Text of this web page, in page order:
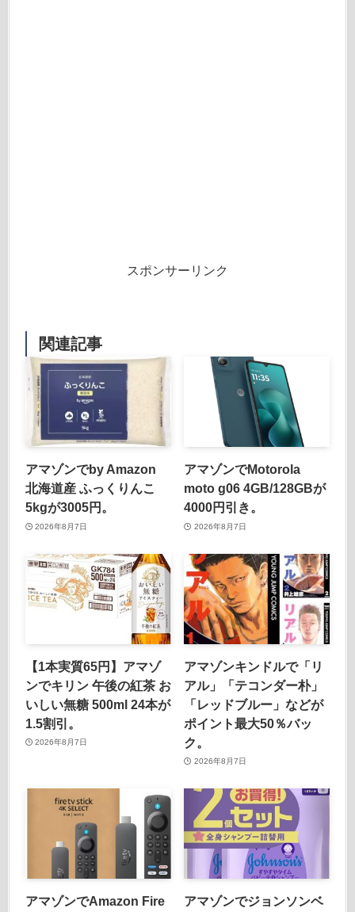
スポンサーリンク
関連記事
アマゾンでby Amazon
北海道産 ふっくりんこ
5kgが3005円。
2026年8月7日
アマゾンでMotorola
moto g06 4GB/128GBが
4000円引き。
2026年8月7日
【1本実質65円】アマゾ
ンでキリン 午後の紅茶 お
いしい無糖 500ml 24本が
1.5割引。
2026年8月7日
アマゾンキンドルで「リ
アル」「テコンダー朴」
「レッドブルー」などが
ポイント最大50％バッ
ク。
2026年8月7日
アマゾンでAmazon Fire
アマゾンでジョンソンベ